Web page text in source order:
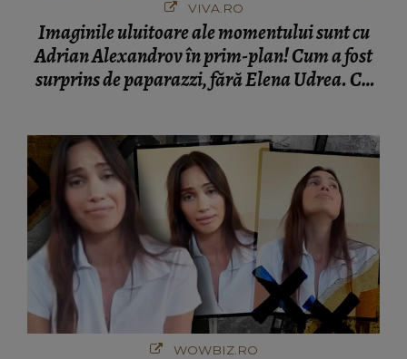
VIVA.RO
Imaginile uluitoare ale momentului sunt cu
Adrian Alexandrov în prim-plan! Cum a fost
surprins de paparazzi, fără Elena Udrea. Cu
WOWBIZ.RO